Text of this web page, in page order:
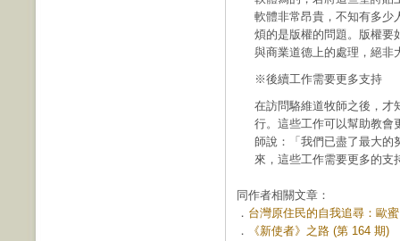
軟體非常昂貴，不知有多少
煩的是版權的問題。版權要
與商業道德上的處理，絕非
※後續工作需要更多支持
在訪問駱維道牧師之後，才
行。這些工作可以幫助教會
師說：「我們已盡了最大的
來，這些工作需要更多的支
同作者相關文章：
． 台灣原住民的自我追尋：歐
．
《新使者》之路 (第 164 期)